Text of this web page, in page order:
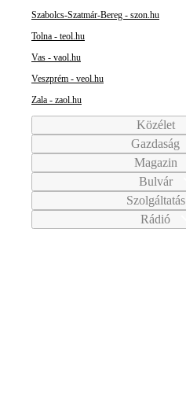
Szabolcs-Szatmár-Bereg - szon.hu
Tolna - teol.hu
Vas - vaol.hu
Veszprém - veol.hu
Zala - zaol.hu
Közélet
Gazdaság
Magazin
Bulvár
Szolgáltatás
Rádió